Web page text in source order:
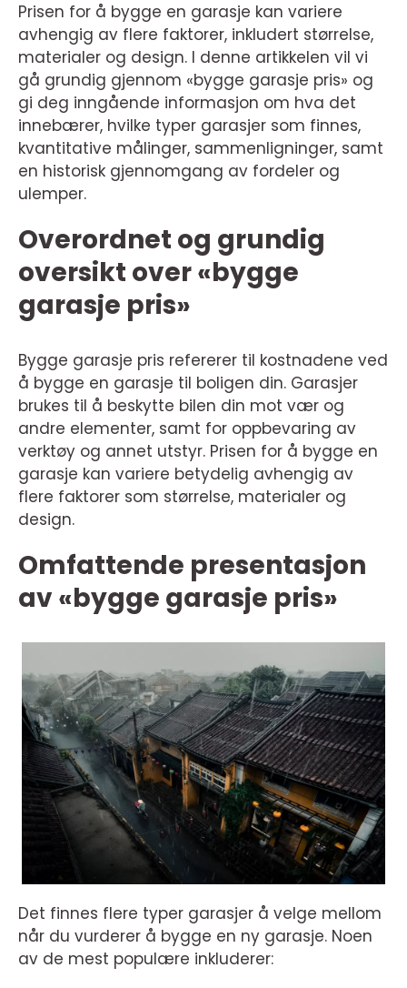
Prisen for å bygge en garasje kan variere
avhengig av flere faktorer, inkludert størrelse,
materialer og design. I denne artikkelen vil vi
gå grundig gjennom «bygge garasje pris» og
gi deg inngående informasjon om hva det
innebærer, hvilke typer garasjer som finnes,
kvantitative målinger, sammenligninger, samt
en historisk gjennomgang av fordeler og
ulemper.
Overordnet og grundig
oversikt over «bygge
garasje pris»
Bygge garasje pris refererer til kostnadene ved
å bygge en garasje til boligen din. Garasjer
brukes til å beskytte bilen din mot vær og
andre elementer, samt for oppbevaring av
verktøy og annet utstyr. Prisen for å bygge en
garasje kan variere betydelig avhengig av
flere faktorer som størrelse, materialer og
design.
Omfattende presentasjon
av «bygge garasje pris»
Det finnes flere typer garasjer å velge mellom
når du vurderer å bygge en ny garasje. Noen
av de mest populære inkluderer: